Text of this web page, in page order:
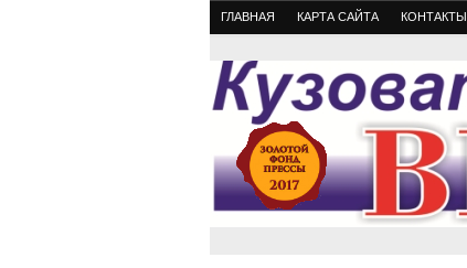
ГЛАВНАЯ КАРТА САЙТА КОНТАКТЫ